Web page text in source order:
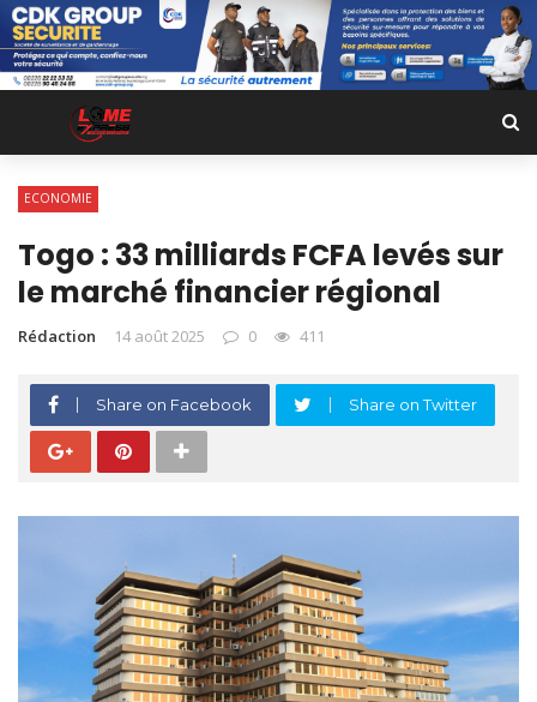
ECONOMIE
Togo : 33 milliards FCFA levés sur
le marché financier régional
Rédaction 14 août 2025 0 411
Share on Facebook Share on Twitter